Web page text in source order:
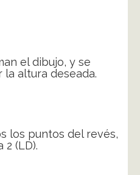
el dibujo, y se
altura deseada.
los puntos del revés,
(LD).